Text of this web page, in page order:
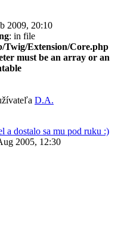
2009, 20:10
: in file
Extension/Core.php
must be an array or an
D.A.
a dostalo sa mu pod ruku :)
2005, 12:30